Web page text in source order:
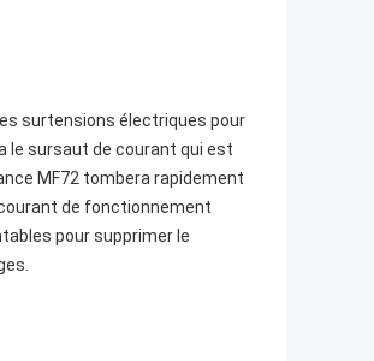
surtensions électriques pour
le sursaut de courant qui est
MF72 tombera rapidement
de fonctionnement
pour supprimer le